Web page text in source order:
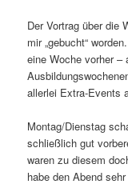
Der Vortrag über die
mir „gebucht“
eine Woche vorher
allerlei Extra-Events
Montag/Dienstag
schließlich gut
waren zu diesem
habe den Abend